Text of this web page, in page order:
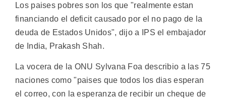
Los paises pobres son los que "realmente estan
financiando el deficit causado por el no pago de la
deuda de Estados Unidos", dijo a IPS el embajador
de India, Prakash Shah.
La vocera de la ONU Sylvana Foa describio a las 75
naciones como "paises que todos los dias esperan
el correo, con la esperanza de recibir un cheque de